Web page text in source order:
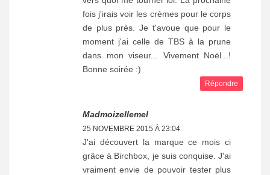
fois j'irais voir les crèmes pour le corps
de plus près. Je t'avoue que pour le
moment j'ai celle de TBS à la prune
dans mon viseur... Vivement Noël...!
Bonne soirée :)
Répondre
Madmoizellemel
25 NOVEMBRE 2015 À 23:04
J'ai découvert la marque ce mois ci
grâce à Birchbox, je suis conquise. J'ai
vraiment envie de pouvoir tester plus